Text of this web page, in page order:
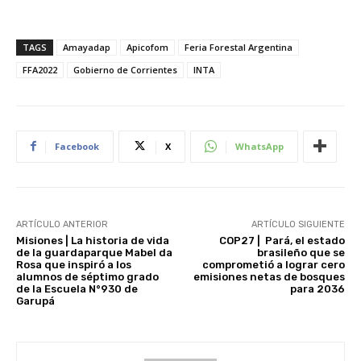
TAGS Amayadap Apicofom
Feria Forestal Argentina
FFA2022
Gobierno de Corrientes INTA
Facebook X WhatsApp
ARTÍCULO ANTERIOR
Misiones | La historia de vida
de la guardaparque Mabel da
Rosa que inspiró a los
alumnos de séptimo grado
de la Escuela N°930 de
Garupá
ARTÍCULO SIGUIENTE
COP27 | Pará, el estado
brasileño que se
comprometió a lograr cero
emisiones netas de bosques
para 2036